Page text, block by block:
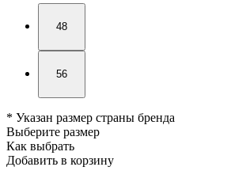
48
56
* Указан размер страны бренда
Выберите размер
Как выбрать
Добавить в корзину